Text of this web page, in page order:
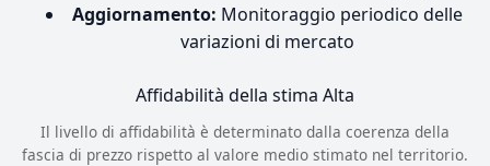
Aggiornamento: Monitoraggio periodico delle
variazioni di mercato
Affidabilità della stima Alta
Il livello di affidabilità è determinato dalla coerenza della
fascia di prezzo rispetto al valore medio stimato nel territorio.